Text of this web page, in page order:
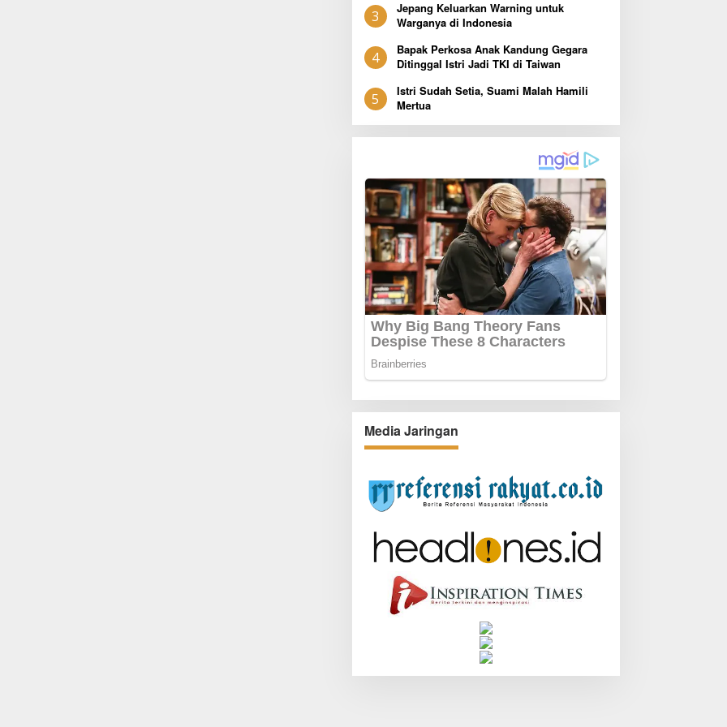
3
Jepang Keluarkan Warning untuk
Warganya di Indonesia
4
Bapak Perkosa Anak Kandung Gegara
Ditinggal Istri Jadi TKI di Taiwan
5
Istri Sudah Setia, Suami Malah Hamili
Mertua
Media Jaringan